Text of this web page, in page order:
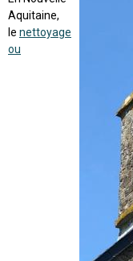
Aquitaine,
le nettoyage
ou